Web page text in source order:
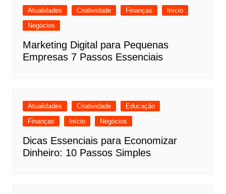
Atualidades Criatividade Finanças
Início
Negócios
Marketing Digital para Pequenas
Empresas 7 Passos Essenciais
Atualidades Criatividade
Educação
Finanças
Início Negócios
Dicas Essenciais para Economizar
Dinheiro: 10 Passos Simples